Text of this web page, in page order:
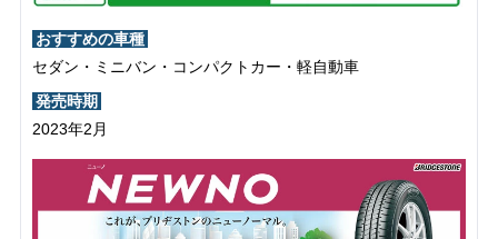
おすすめの車種
セダン・ミニバン・コンパクトカー・軽自動車
発売時期
2023年2月